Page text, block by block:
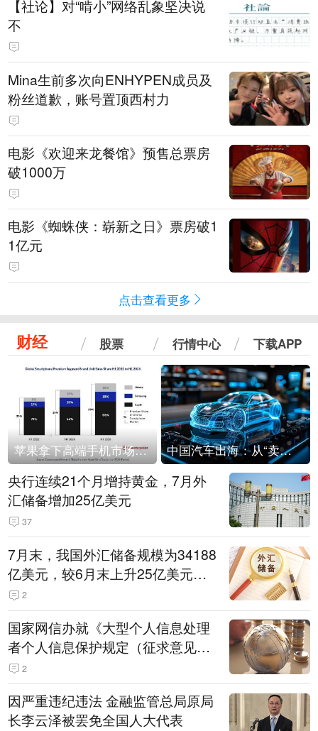
【社论】对“啃小”网络乱象坚决说
不
Mina生前多次向ENHYPEN成员及
粉丝道歉，账号置顶西村力
电影《欢迎来龙餐馆》预售总票房
破1000万
电影《蜘蛛侠：崭新之日》票房破1
1亿元
点击查看更多
财经 股票 行情中心 下载APP
苹果拿下高端手机市场65%的份额：iPhone 17系列功不可没 中国汽车出海：从“卖出去”到“走进去”
央行连续21个月增持黄金，7月外
汇储备增加25亿美元
37
7月末，我国外汇储备规模为34188
亿美元，较6月末上升25亿美元，
升幅为0.07%
2
国家网信办就《大型个人信息处理
者个人信息保护规定（征求意见
稿）》公开征求意见
2
因严重违纪违法 金融监管总局原局
长李云泽被罢免全国人大代表